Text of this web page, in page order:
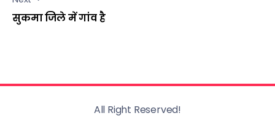
सुकमा जिले में गांव है
All Right Reserved!